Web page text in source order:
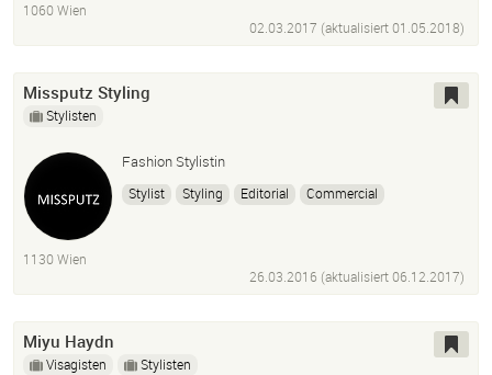
1060 Wien
02.03.2017 (aktualisiert01.05.2018)
Missputz Styling
Stylisten
Fashion Stylistin
Stylist Styling Editorial
Commercial
1130 Wien
26.03.2016 (aktualisiert06.12.2017)
Miyu Haydn
Visagisten Stylisten